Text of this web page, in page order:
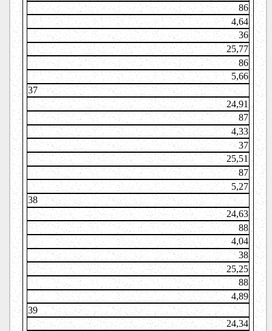
86
4,64
36
25,77
86
5,66
37
24,91
87
4,33
37
25,51
87
5,27
38
24,63
88
4,04
38
25,25
88
4,89
39
24,34